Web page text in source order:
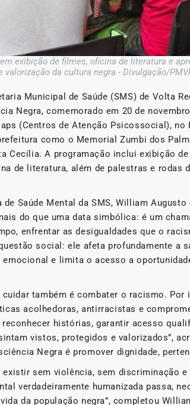
exibição de filmes, oficina de literatura e
da cultura negra - Divulgação/
Municipal de Saúde (SMS) de Volta
Negra, comemorado em 20 de
(Centros de Atenção Psicossocial), no
como o Memorial Zumbi dos
Cecília. A programação inclui exibição
de literatura, além de palestras e rodas
Saúde Mental da SMS, William Augusto
do que uma data simbólica: é um
enfrentar as desigualdades que o
social: ele afeta profundamente a
e limita o acesso a
cuidar também é combater o racismo. Por
acolhedoras, antirracistas e
histórias, garantir acesso
vistos, protegidos e valorizados”,
Negra é promover dignidade,
sem violência, sem discriminação
verdadeiramente humanizada passa,
da população negra”, completou